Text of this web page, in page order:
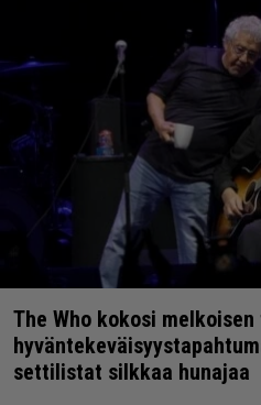
The Who kokosi
settilistat silkkaa hunajaa